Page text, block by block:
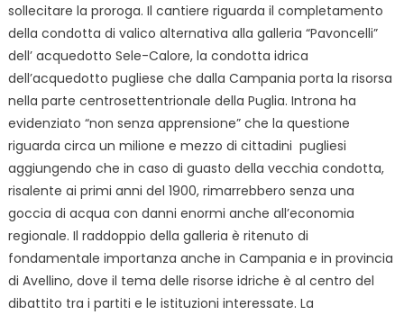
sollecitare la proroga. Il cantiere riguarda il completamento
della condotta di valico alternativa alla galleria “Pavoncelli”
dell’ acquedotto Sele-Calore, la condotta idrica
dell’acquedotto pugliese che dalla Campania porta la risorsa
nella parte centrosettentrionale della Puglia. Introna ha
evidenziato “non senza apprensione” che la questione
riguarda circa un milione e mezzo di cittadini pugliesi
aggiungendo che in caso di guasto della vecchia condotta,
risalente ai primi anni del 1900, rimarrebbero senza una
goccia di acqua con danni enormi anche all’economia
regionale. Il raddoppio della galleria è ritenuto di
fondamentale importanza anche in Campania e in provincia
di Avellino, dove il tema delle risorse idriche è al centro del
dibattito tra i partiti e le istituzioni interessate. La